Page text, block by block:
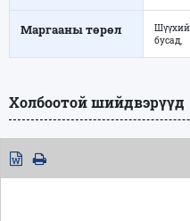
Маргааны төрөл
бусад,
Холбоотой шийдвэрүүд